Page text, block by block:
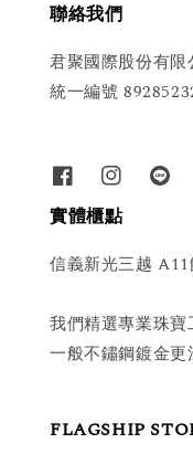
聯絡我們
君聚國際股份有限
統一編號
實體櫃點
信義新光三越
我們精選專業珠
一般不鏽鋼鍍金更
FLAGSHIP